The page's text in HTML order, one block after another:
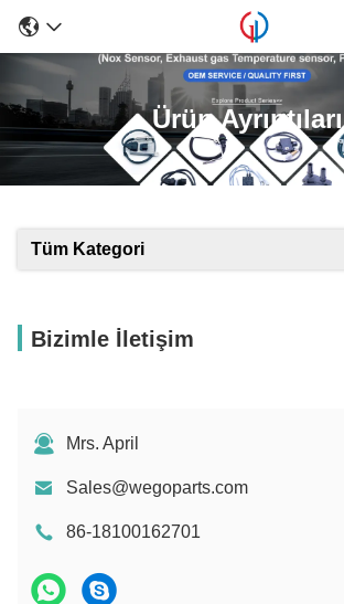
Ürün Ayrıntıları
Tüm Kategori
Bizimle İletişim
Mrs. April
Sales@wegoparts.com
86-18100162701